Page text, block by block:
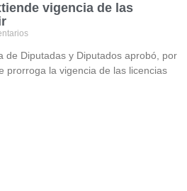
vigencia de las
de Diputadas y Diputados aprobó, por
prorroga la vigencia de las licencias